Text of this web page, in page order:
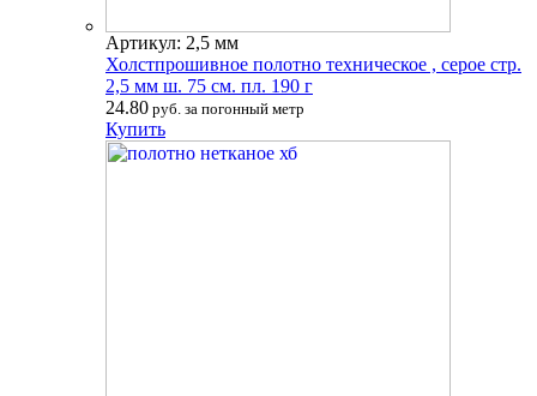
Артикул: 2,5 мм
Холстпрошивное полотно техническое , серое стр.
2,5 мм ш. 75 см. пл. 190 г
24.80 руб. за погонный метр
Купить